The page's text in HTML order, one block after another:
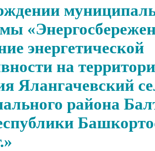
энергетической
на
Ялангачевский
района